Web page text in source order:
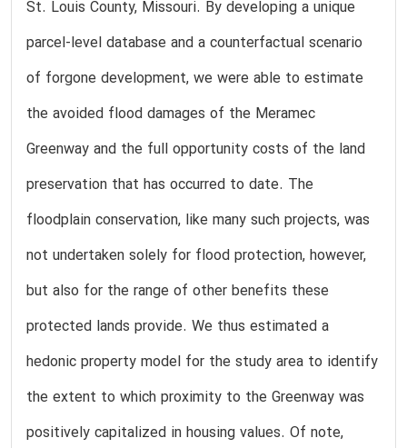
St. Louis County, Missouri. By developing a unique
parcel-level database and a counterfactual scenario
of forgone development, we were able to estimate
the avoided flood damages of the Meramec
Greenway and the full opportunity costs of the land
preservation that has occurred to date. The
floodplain conservation, like many such projects, was
not undertaken solely for flood protection, however,
but also for the range of other benefits these
protected lands provide. We thus estimated a
hedonic property model for the study area to identify
the extent to which proximity to the Greenway was
positively capitalized in housing values. Of note,